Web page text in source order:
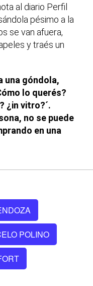
al diario Perfil
pésimo a la
se van afuera,
y traés un
una góndola,
lo querés?
¿in vitro?´.
no se puede
en una
POLINO